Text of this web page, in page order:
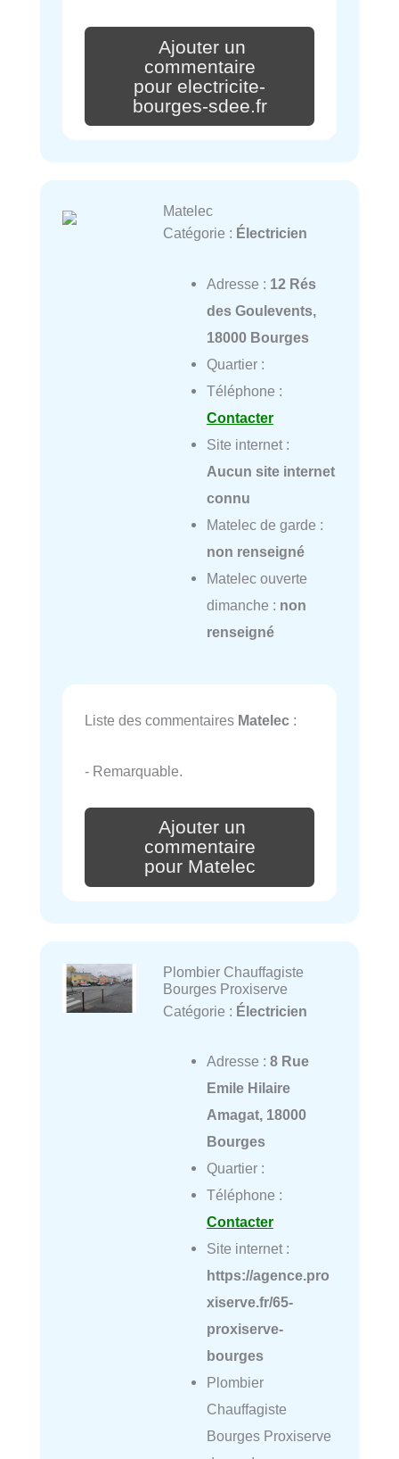
Ajouter un
commentaire
pour electricite-
bourges-sdee.fr
Matelec
Catégorie : Électricien
Adresse : 12 Rés
des Goulevents,
18000 Bourges
Quartier :
Téléphone :
Contacter
Site internet :
Aucun site internet
connu
Matelec de garde :
non renseigné
Matelec ouverte
dimanche : non
renseigné
Liste des commentaires Matelec :
- Remarquable.
Ajouter un
commentaire
pour Matelec
Plombier Chauffagiste
Bourges Proxiserve
Catégorie : Électricien
Adresse : 8 Rue
Emile Hilaire
Amagat, 18000
Bourges
Quartier :
Téléphone :
Contacter
Site internet :
https://agence.pro
xiserve.fr/65-
proxiserve-
bourges
Plombier
Chauffagiste
Bourges Proxiserve